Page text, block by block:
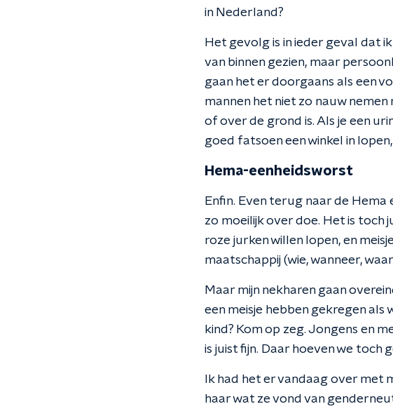
in Nederland?
Het gevolg is in ieder geval dat
van binnen gezien, maar
gaan het er doorgaans als een
mannen het niet zo nauw
of over de grond is. Als je een
goed fatsoen een winkel in
Hema-eenheidsworst
Enfin. Even terug naar de
zo moeilijk over doe. Het is toch
roze jurken willen lopen, en
maatschappij (wie, wanneer,
Maar mijn nekharen gaan
een meisje hebben gekregen
kind? Kom op zeg. Jongens en
is juist fijn. Daar hoeven we toch
Ik had het er vandaag over met
haar wat ze vond van